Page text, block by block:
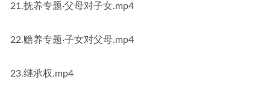
21.抚养专题·父母对子女.mp4
22.赡养专题·子女对父母.mp4
23.继承权.mp4